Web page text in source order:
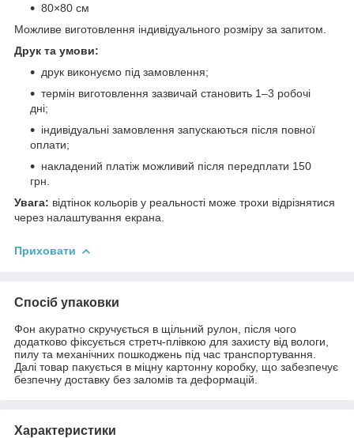
80×80 см
Можливе виготовлення індивідуального розміру за запитом.
Друк та умови:
друк виконуємо під замовлення;
термін виготовлення зазвичай становить 1–3 робочі
дні;
індивідуальні замовлення запускаються після повної
оплати;
накладений платіж можливий після передплати 150
грн.
Увага: відтінок кольорів у реальності може трохи відрізнятися
через налаштування екрана.
Приховати
Спосіб упаковки
Фон акуратно скручується в щільний рулон, після чого
додатково фіксується стретч-плівкою для захисту від вологи,
пилу та механічних пошкоджень під час транспортування.
Далі товар пакується в міцну картонну коробку, що забезпечує
безпечну доставку без заломів та деформацій.
Характеристики